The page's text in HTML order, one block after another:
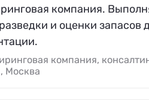
компания.
и оценки
компания,
Москва